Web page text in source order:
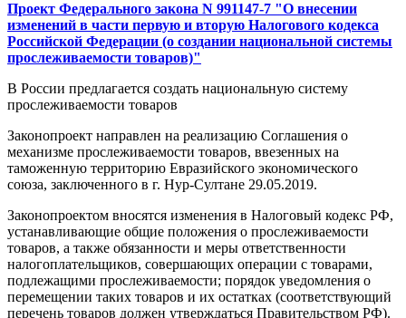
Проект Федерального закона N 991147-7 "О внесении
изменений в части первую и вторую Налогового кодекса
Российской Федерации (о создании национальной системы
прослеживаемости товаров)"
В России предлагается создать национальную систему
прослеживаемости товаров
Законопроект направлен на реализацию Соглашения о
механизме прослеживаемости товаров, ввезенных на
таможенную территорию Евразийского экономического
союза, заключенного в г. Нур-Султане 29.05.2019.
Законопроектом вносятся изменения в Налоговый кодекс РФ,
устанавливающие общие положения о прослеживаемости
товаров, а также обязанности и меры ответственности
налогоплательщиков, совершающих операции с товарами,
подлежащими прослеживаемости; порядок уведомления о
перемещении таких товаров и их остатках (соответствующий
перечень товаров должен утверждаться Правительством РФ).